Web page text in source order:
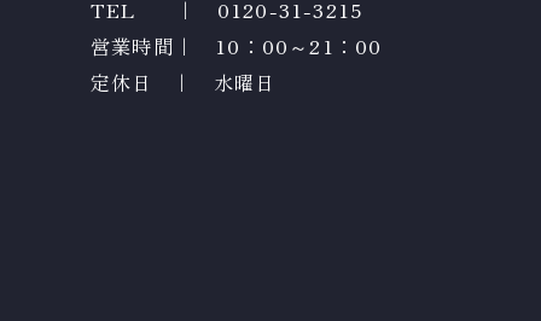
TEL ｜ 0120-31-3215
営業時間｜ 10：00～21：00
定休日 ｜ 水曜日